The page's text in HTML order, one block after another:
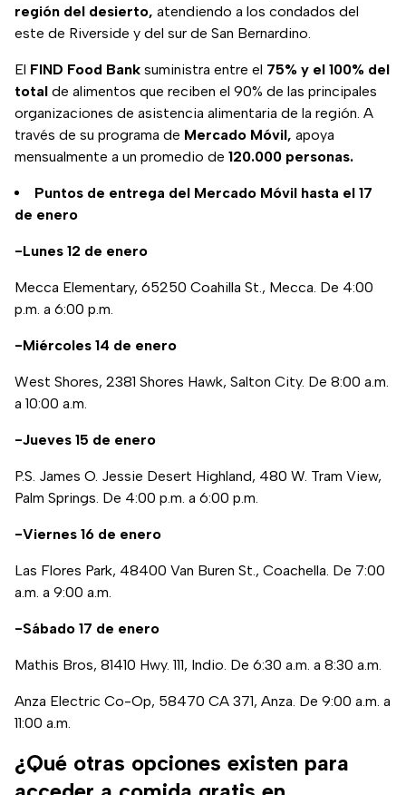
región del desierto, atendiendo a los condados del
este de Riverside y del sur de San Bernardino.
El FIND Food Bank suministra entre el 75% y el 100% del
total de alimentos que reciben el 90% de las principales
organizaciones de asistencia alimentaria de la región. A
través de su programa de Mercado Móvil, apoya
mensualmente a un promedio de 120.000 personas.
Puntos de entrega del Mercado Móvil hasta el 17
de enero
-Lunes 12 de enero
Mecca Elementary, 65250 Coahilla St., Mecca. De 4:00
p.m. a 6:00 p.m.
-Miércoles 14 de enero
West Shores, 2381 Shores Hawk, Salton City. De 8:00 a.m.
a 10:00 a.m.
-Jueves 15 de enero
P.S. James O. Jessie Desert Highland, 480 W. Tram View,
Palm Springs. De 4:00 p.m. a 6:00 p.m.
-Viernes 16 de enero
Las Flores Park, 48400 Van Buren St., Coachella. De 7:00
a.m. a 9:00 a.m.
-Sábado 17 de enero
Mathis Bros, 81410 Hwy. 111, Indio. De 6:30 a.m. a 8:30 a.m.
Anza Electric Co-Op, 58470 CA 371, Anza. De 9:00 a.m. a
11:00 a.m.
¿Qué otras opciones existen para